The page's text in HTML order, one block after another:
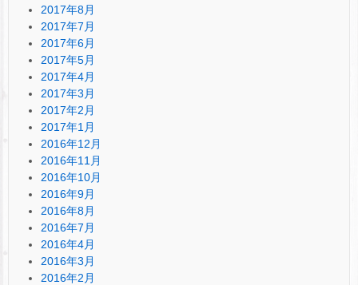
2017年8月
2017年7月
2017年6月
2017年5月
2017年4月
2017年3月
2017年2月
2017年1月
2016年12月
2016年11月
2016年10月
2016年9月
2016年8月
2016年7月
2016年4月
2016年3月
2016年2月